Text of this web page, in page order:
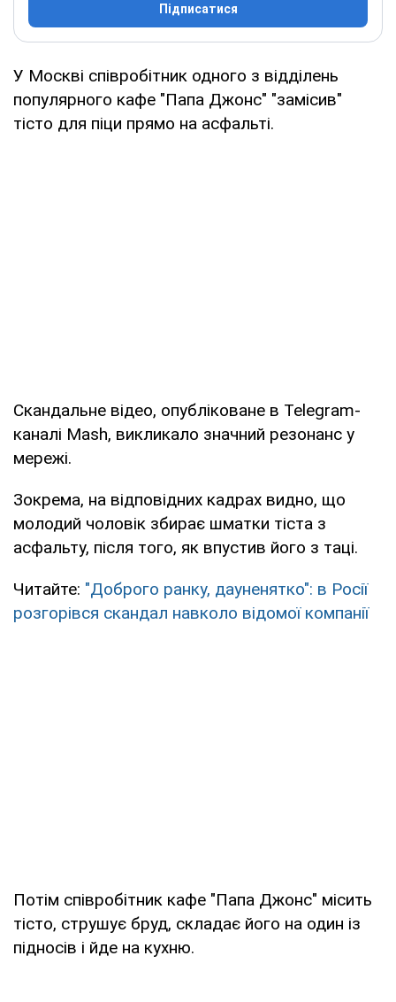
Підписатися
У Москві співробітник одного з відділень
популярного кафе "Папа Джонс" "замісив"
тісто для піци прямо на асфальті.
Скандальне відео, опубліковане в Telegram-
каналі Mash, викликало значний резонанс у
мережі.
Зокрема, на відповідних кадрах видно, що
молодий чоловік збирає шматки тіста з
асфальту, після того, як впустив його з таці.
Читайте: "Доброго ранку, дауненятко": в Росії
розгорівся скандал навколо відомої компанії
Потім співробітник кафе "Папа Джонс" місить
тісто, струшує бруд, складає його на один із
підносів і йде на кухню.